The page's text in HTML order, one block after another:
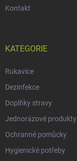
Kontakt
KATEGORIE
Rukavice
Dezinfekce
Doplňky stravy
Jednorázové produkty
Ochranné pomůcky
Hygienické potřeby